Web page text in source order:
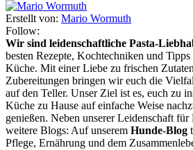
Erstellt von: Mario Wormuth
Follow:
Wir sind leidenschaftliche Pasta-
besten Rezepte, Kochtechniken und
Küche. Mit einer Liebe zu frischen
Zubereitungen bringen wir euch die
auf den Teller. Unser Ziel ist es, euch zu
Küche zu Hause auf einfache Weise
genießen. Neben unserer Leidenschaft für
weitere Blogs: Auf unserem Hunde-Blog
Pflege, Ernährung und dem